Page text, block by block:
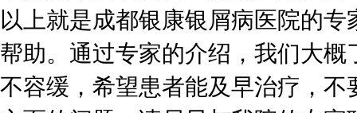
以上就是成都银康银屑病医院的
帮助。通过专家的介绍，我们大
不容缓，希望患者能及早治疗，